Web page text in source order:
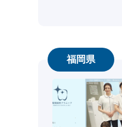
安、インプラン
福岡県